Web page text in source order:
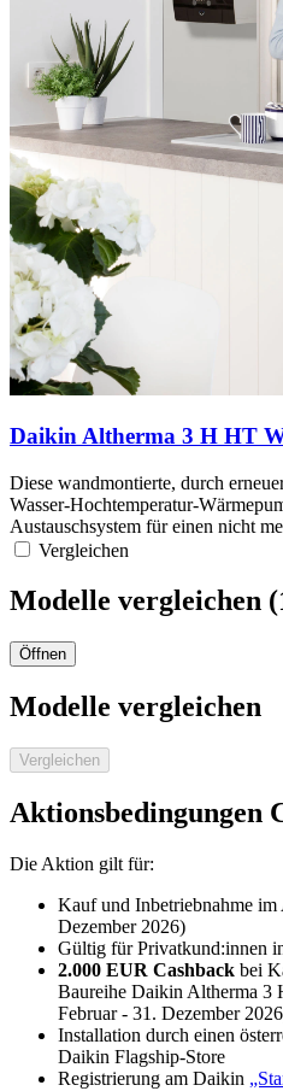
Daikin Altherma 3 H HT
Diese wandmontierte, durch
Wasser-Hochtemperatur-
Austauschsystem für einen nicht
Vergleichen
Modelle vergleichen (
Öffnen
Modelle vergleichen
Vergleichen
Aktionsbedingungen
Die Aktion gilt für:
Kauf und Inbetriebnahme
Dezember 2026)
Gültig für Privatkund:innen
2.000 EUR Cashback bei
Baureihe Daikin Altherma
Februar - 31. Dezember
Installation durch einen
Daikin Flagship-Store
Registrierung am Daikin